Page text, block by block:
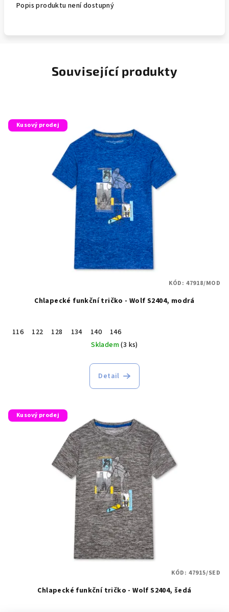
Popis produktu není dostupný
Související produkty
Kusový prodej
Chlapecké funkční tričko - Wolf S2404, modrá
116 122 128 134 140
146
Skladem(3 ks)
Detail
KÓD: 47918/MOD
Kusový prodej
Chlapecké funkční tričko - Wolf S2404, šedá
KÓD: 47915/SED